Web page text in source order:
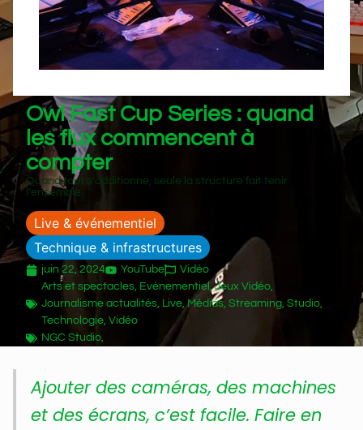
Owl Fast Cup Series : quand
les flux commencent à
compter
Quand tout s’additionne, seule la structure fait tenir
l’ensemble.
Live & événementiel
Technique & infrastructures
juin 22, 2024 YouTube
Vidéo
Arts et spectacles, Evénementiel ,Jeux Vidéo,
Journalisme actualités, Live,Médias, Streaming, Studio,
Technologie, Vidéo
NGC Studio,
Ajouter des caméras, des machines
et des écrans, c’est facile. Faire en